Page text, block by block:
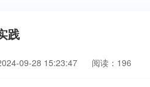
践
09-28 15:23:47 阅读：196